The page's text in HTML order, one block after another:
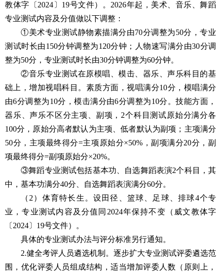
教体字〔2024〕19号文件）。2026年起，美术、音乐、舞蹈
专业测试内容及分值做以下调整：
①美术专业测试静物素描满分由70分调整为50分，专业
测试时长由150分钟调整为120分钟；人物速写满分由30分调
整为50分，专业测试时长由30分钟调整为60分钟。
②音乐专业测试在原模唱、模击、器乐、声乐科目的基
础上，增加视唱科目。素质方面，视唱满分10分，模唱满分
由6分调整为10分，模击满分由6分调整为10分。技能方面，
器乐、声乐不区分主项、副项，2个科目测试原始分满分各
100分，原始分高者默认为主项、低者默认为副项；主项满分
50分，主项最终得分=主项原始分×50%，副项满分20分，副
项最终得分=副项原始分×20%。
③舞蹈专业测试包括基本功、自选舞蹈表演2个科目，其
中，基本功满分40分、自选舞蹈表演满分60分。
（2）体育特长生。设田径、篮球、足球、排球4个专
业，专业测试内容及分值同2024年保持不变（威文教体字
〔2024〕19号文件）。
具体的专业测试办法与评分标准另行通知。
2.健全考评人员遴选机制。逐步扩大专业测试评委遴选范
围，优化评委人员组成结构，适当增加评委人数（原则上，